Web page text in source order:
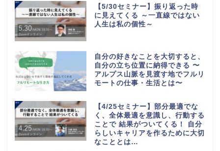
【5/30セミナー】振り返った時
に見えてくる ～一直線ではない
人生は私の個性～
自分の好きなことを大切すると、
自分の立ち位置に納得できる 〜
アルプス山脈を見渡す地でフルリ
モートの仕事・生活とは〜
【4/25セミナー】部分最適でな
く、全体最適を意識し、行動する
ことで 結果がついてくる！ 自分
らしいキャリアを作るために大切
なこととは…